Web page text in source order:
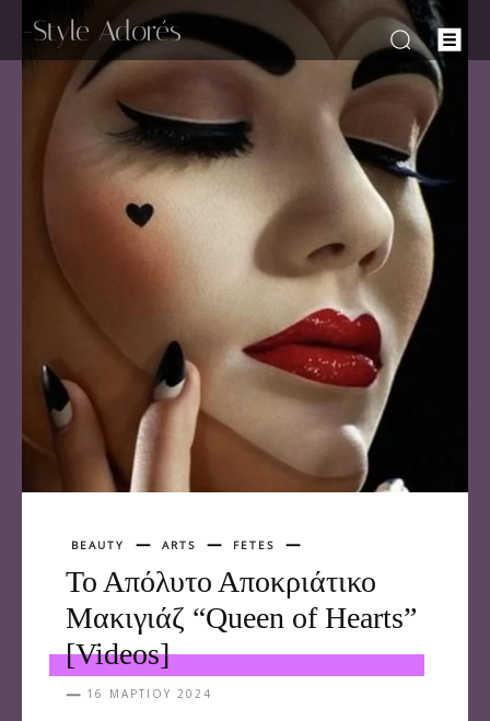
-Style Adorés
BEAUTY ARTS FETES
Το Απόλυτο Αποκριάτικο
Μακιγιάζ “Queen of Hearts”
[Videos]
16 ΜΑΡΤΊΟΥ 2024